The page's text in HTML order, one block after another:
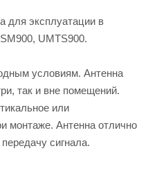
для эксплуатации в
UMTS900.
условиям. Антенна
так и вне помещений.
или
монтаже. Антенна отлично
сигнала.